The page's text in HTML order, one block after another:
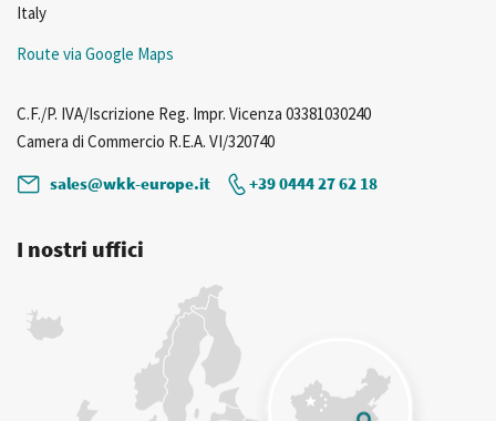
Italy
Route via Google Maps
C.F./P. IVA/Iscrizione Reg. Impr. Vicenza 03381030240
Camera di Commercio R.E.A. VI/320740
sales@wkk-europe.it
+39 0444 27 62 18
I nostri uffici